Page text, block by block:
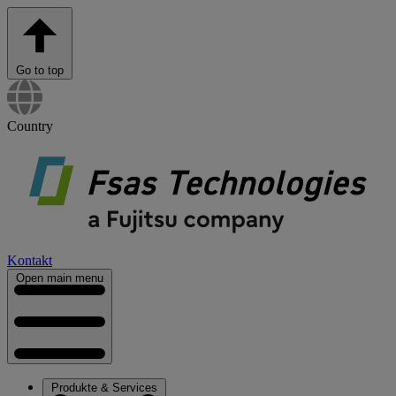
Go to top
Country
Kontakt
Open main menu
Produkte & Services